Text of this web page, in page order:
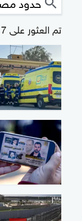
تم العثور على 7 أخبار "حدود مصر وغزة"